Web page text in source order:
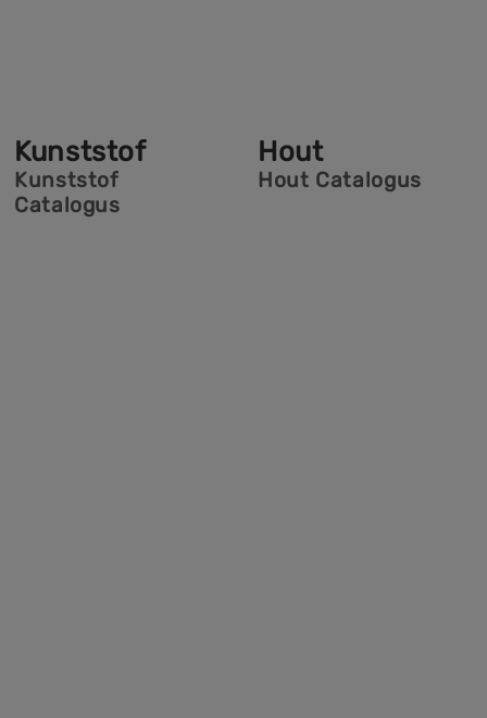
Kunststof
Kunststof
Catalogus
Hout
Hout Catalogus